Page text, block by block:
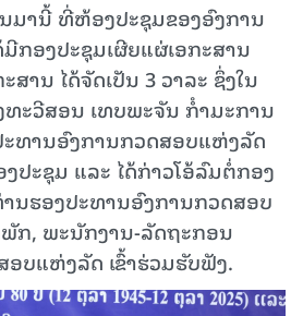
ມານີ້ ທີ່ຫ້ອງປະຊຸມຂອງອົງການ
ກອງປະຊຸມເຜີຍແຜ່ເອກະສານ
ສານ ໄດ້ຈັດເປັນ 3 ວາລະ ຊຶ່ງໃນ
ະວີສອນ ເທບພະຈັນ ກໍໍາມະການ
ທານອົງການກວດສອບແຫ່ງລັດ
ງປະຊຸມ ແລະ ໄດ້ກ່າວໂອ້ລົມຕໍ່ກອງ
ນຮອງປະທານອົງການກວດສອບ
ກ, ພະນັກງານ-ລັດຖະກອນ
ບແຫ່ງລັດ ເຂົ້າຮ່ວມຮັບຟັງ.